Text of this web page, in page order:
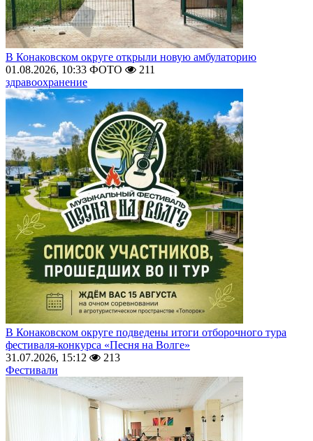
В Конаковском округе открыли новую амбулаторию
01.08.2026, 10:33 ФОТО
211
здравоохранение
В Конаковском округе подведены итоги отборочного тура
фестиваля-конкурса «Песня на Волге»
31.07.2026, 15:12
213
Фестивали